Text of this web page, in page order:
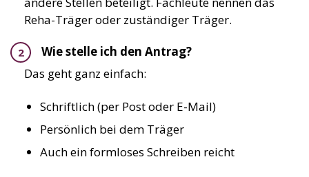
Reha-Träger oder zuständiger Träger.
Wie stelle ich den Antrag?
Das geht ganz einfach:
Schriftlich (per Post oder E-Mail)
Persönlich bei dem Träger
Auch ein formloses Schreiben reicht